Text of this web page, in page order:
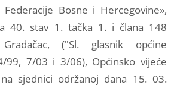
Federacije Bosne i Hercegovine»,
40. stav 1. tačka 1. i člana 148
("Sl. glasnik općine
99, 7/03 i 3/06), Općinsko vijeće
sjednici održanoj dana 15. 03.